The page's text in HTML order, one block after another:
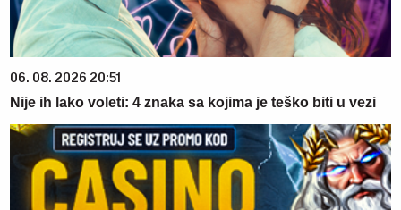
06. 08. 2026 20:51
Nije ih lako voleti: 4 znaka sa kojima je teško biti u vezi